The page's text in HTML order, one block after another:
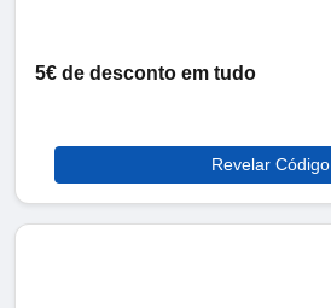
5€ de desconto em tudo
Revelar Código